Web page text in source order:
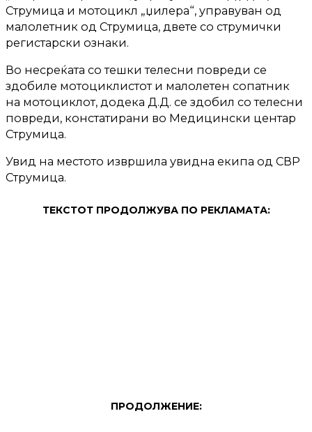
Струмица и мотоцикл „џилера“, управуван од
малолетник од Струмица, двете со струмички
регистарски ознаки.
Во несреќата со тешки телесни повреди се
здобиле мотоциклистот и малолетен сопатник
на мотоциклот, додека Д.Д. се здобил со телесни
повреди, констатирани во Медицински центар
Струмица.
Увид на местото извршила увидна екипа од СВР
Струмица.
ТЕКСТОТ ПРОДОЛЖУВА ПО РЕКЛАМАТА:
ПРОДОЛЖЕНИЕ: